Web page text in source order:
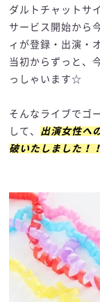
ダルトチャットサ
サービス開始から
ィが登録・出演・
当初からずっと、
っしゃいます☆
そんなライブでゴ
して、 出演女性へ
破いたしました！！